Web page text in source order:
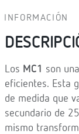
INFORMACIÓN
Los MC1 son
eficientes. Esta
de medida que
secundario de
mismo